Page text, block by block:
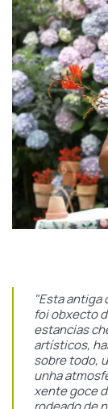
"Esta antiga
foi obxecto
estancias
artísticos,
sobre todo,
unha
xente goce